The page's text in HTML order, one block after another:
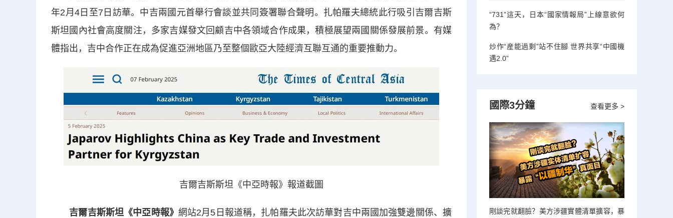
年2月4日至7日訪華。中吉兩國元首舉行會談並共同簽署聯合聲明。扎帕羅夫總統此行吸引吉爾吉斯
斯坦國內社會高度關注，多家吉媒發文回顧吉中各領域合作成果，積極展望兩國關係發展前景。有媒
體指出，吉中合作正在成為促進亞洲地區乃至整個歐亞大陸經濟互聯互通的重要推動力。
吉爾吉斯斯坦《中亞時報》報道截圖
吉爾吉斯斯坦《中亞時報》 網站2月5日報道稱，扎帕羅夫此次訪華對吉中兩國加強雙邊關係、擴
“731”這天，日本“國家情報局”上線意欲何
為？
炒作“産能過剩”站不住腳 世界共享“中國機
遇2.0”
查看更多 >
國際3分鐘
剛談完就翻臉？美方涉疆實體清單擴容，暴